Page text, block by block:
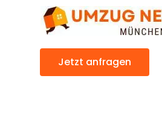
Jetzt anfragen